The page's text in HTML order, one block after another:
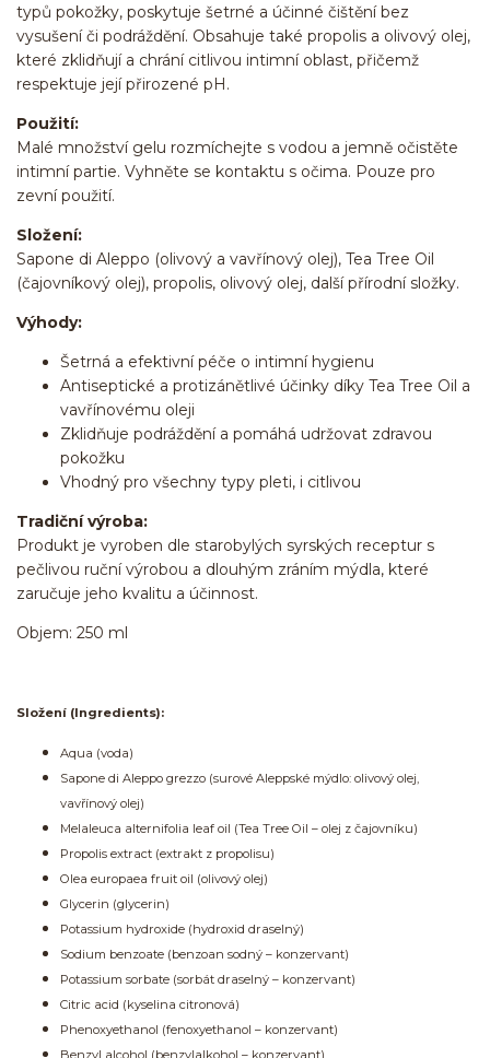
typů pokožky, poskytuje šetrné a účinné čištění bez
vysušení či podráždění. Obsahuje také propolis a olivový olej,
které zklidňují a chrání citlivou intimní oblast, přičemž
respektuje její přirozené pH.
Použití:
Malé množství gelu rozmíchejte s vodou a jemně očistěte
intimní partie. Vyhněte se kontaktu s očima. Pouze pro
zevní použití.
Složení:
Sapone di Aleppo (olivový a vavřínový olej), Tea Tree Oil
(čajovníkový olej), propolis, olivový olej, další přírodní složky.
Výhody:
Šetrná a efektivní péče o intimní hygienu
Antiseptické a protizánětlivé účinky díky Tea Tree Oil a
vavřínovému oleji
Zklidňuje podráždění a pomáhá udržovat zdravou
pokožku
Vhodný pro všechny typy pleti, i citlivou
Tradiční výroba:
Produkt je vyroben dle starobylých syrských receptur s
pečlivou ruční výrobou a dlouhým zráním mýdla, které
zaručuje jeho kvalitu a účinnost.
Objem: 250 ml
Složení (Ingredients):
Aqua (voda)
Sapone di Aleppo grezzo (surové Aleppské mýdlo: olivový olej,
vavřínový olej)
Melaleuca alternifolia leaf oil (Tea Tree Oil – olej z čajovníku)
Propolis extract (extrakt z propolisu)
Olea europaea fruit oil (olivový olej)
Glycerin (glycerin)
Potassium hydroxide (hydroxid draselný)
Sodium benzoate (benzoan sodný – konzervant)
Potassium sorbate (sorbát draselný – konzervant)
Citric acid (kyselina citronová)
Phenoxyethanol (fenoxyethanol – konzervant)
Benzyl alcohol (benzylalkohol – konzervant)